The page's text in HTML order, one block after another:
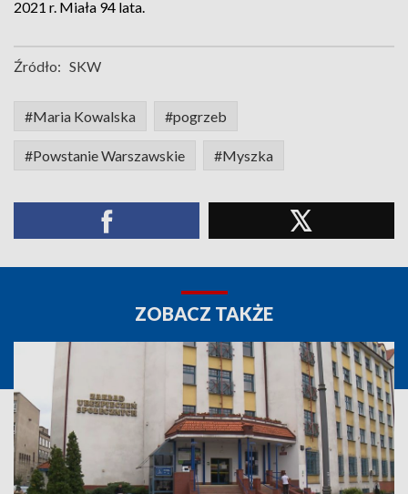
2021 r. Miała 94 lata.
Źródło: SKW
#Maria Kowalska #pogrzeb
#Powstanie Warszawskie #Myszka
ZOBACZ TAKŻE